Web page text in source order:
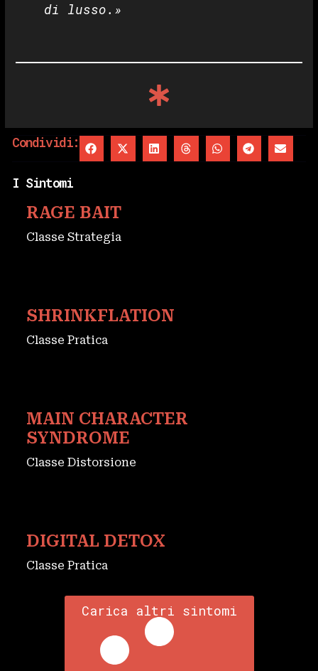
di lusso.»
Condividi:
I Sintomi
RAGE BAIT
Classe Strategia
SHRINKFLATION
Classe Pratica
MAIN CHARACTER
SYNDROME
Classe Distorsione
DIGITAL DETOX
Classe Pratica
Carica altri sintomi